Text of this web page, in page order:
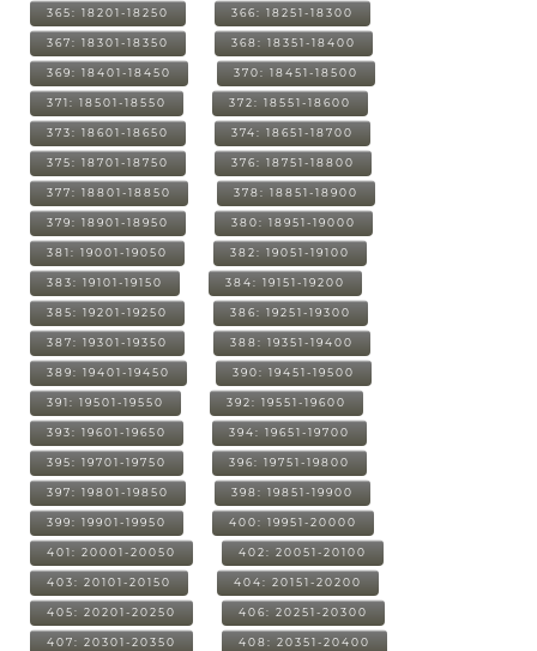
365: 18201-18250 366: 18251-18300
367: 18301-18350 368: 18351-18400
369: 18401-18450 370: 18451-18500
371: 18501-18550 372: 18551-18600
373: 18601-18650 374: 18651-18700
375: 18701-18750 376: 18751-18800
377: 18801-18850 378: 18851-18900
379: 18901-18950 380: 18951-19000
381: 19001-19050 382: 19051-19100
383: 19101-19150 384: 19151-19200
385: 19201-19250 386: 19251-19300
387: 19301-19350 388: 19351-19400
389: 19401-19450 390: 19451-19500
391: 19501-19550 392: 19551-19600
393: 19601-19650 394: 19651-19700
395: 19701-19750 396: 19751-19800
397: 19801-19850 398: 19851-19900
399: 19901-19950 400: 19951-20000
401: 20001-20050 402: 20051-20100
403: 20101-20150 404: 20151-20200
405: 20201-20250 406: 20251-20300
407: 20301-20350 408: 20351-20400